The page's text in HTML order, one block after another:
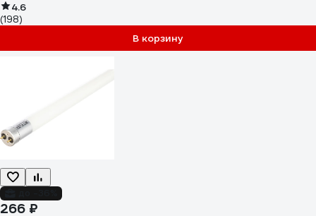
4.6
(198)
В корзину
266 ₽